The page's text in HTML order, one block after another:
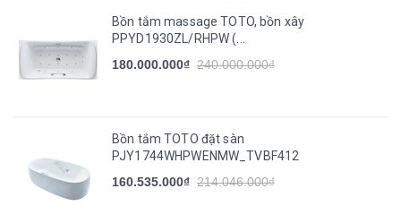
Bồn tắm massage TOTO, bồn xây
PPYD1930ZL/RHPW (...
180.000.000₫ 240.000.000₫
Bồn tắm TOTO đặt sàn
PJY1744WHPWENMW_TVBF412
160.535.000₫ 214.046.000₫